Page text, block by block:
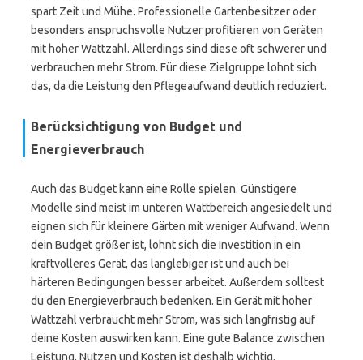
spart Zeit und Mühe. Professionelle Gartenbesitzer oder
besonders anspruchsvolle Nutzer profitieren von Geräten
mit hoher Wattzahl. Allerdings sind diese oft schwerer und
verbrauchen mehr Strom. Für diese Zielgruppe lohnt sich
das, da die Leistung den Pflegeaufwand deutlich reduziert.
Berücksichtigung von Budget und
Energieverbrauch
Auch das Budget kann eine Rolle spielen. Günstigere
Modelle sind meist im unteren Wattbereich angesiedelt und
eignen sich für kleinere Gärten mit weniger Aufwand. Wenn
dein Budget größer ist, lohnt sich die Investition in ein
kraftvolleres Gerät, das langlebiger ist und auch bei
härteren Bedingungen besser arbeitet. Außerdem solltest
du den Energieverbrauch bedenken. Ein Gerät mit hoher
Wattzahl verbraucht mehr Strom, was sich langfristig auf
deine Kosten auswirken kann. Eine gute Balance zwischen
Leistung, Nutzen und Kosten ist deshalb wichtig.